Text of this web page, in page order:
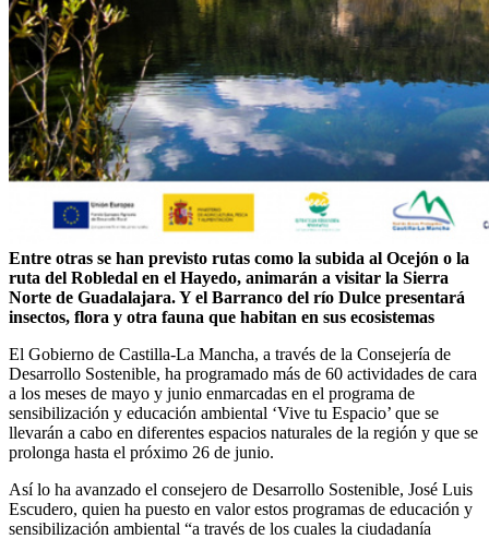
Entre otras se han previsto rutas como la subida al Ocejón o la
ruta del Robledal en el Hayedo, animarán a visitar la Sierra
Norte de Guadalajara. Y el Barranco del río Dulce presentará
insectos, flora y otra fauna que habitan en sus ecosistemas
El Gobierno de Castilla-La Mancha, a través de la Consejería de
Desarrollo Sostenible, ha programado más de 60 actividades de cara
a los meses de mayo y junio enmarcadas en el programa de
sensibilización y educación ambiental ‘Vive tu Espacio’ que se
llevarán a cabo en diferentes espacios naturales de la región y que se
prolonga hasta el próximo 26 de junio.
Así lo ha avanzado el consejero de Desarrollo Sostenible, José Luis
Escudero, quien ha puesto en valor estos programas de educación y
sensibilización ambiental “a través de los cuales la ciudadanía